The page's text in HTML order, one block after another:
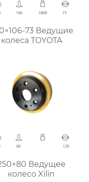
73 Ведущие
колеса TOYOTA
Ведущее
колесо Xilin